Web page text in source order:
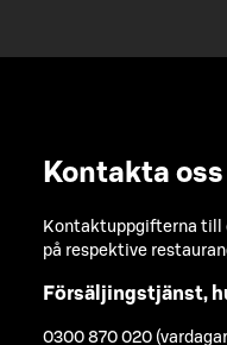
Kontakta oss
Kontaktuppgifterna till
på respektive
Försäljingstjänst,
0300 870 020